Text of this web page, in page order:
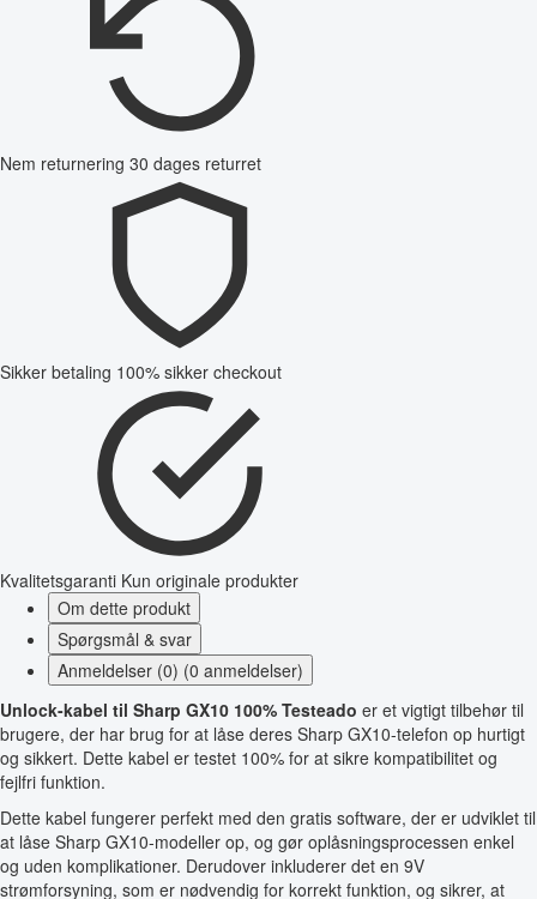
Nem returnering 30 dages returret
Sikker betaling 100% sikker checkout
Kvalitetsgaranti Kun originale produkter
Om dette produkt
Spørgsmål & svar
Anmeldelser (0) (0 anmeldelser)
Unlock-kabel til Sharp GX10 100% Testeado er et vigtigt tilbehør til
brugere, der har brug for at låse deres Sharp GX10-telefon op hurtigt
og sikkert. Dette kabel er testet 100% for at sikre kompatibilitet og
fejlfri funktion.
Dette kabel fungerer perfekt med den gratis software, der er udviklet til
at låse Sharp GX10-modeller op, og gør oplåsningsprocessen enkel
og uden komplikationer. Derudover inkluderer det en 9V
strømforsyning, som er nødvendig for korrekt funktion, og sikrer, at